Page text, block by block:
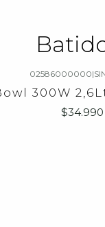
02586000000|
300W
$34.990